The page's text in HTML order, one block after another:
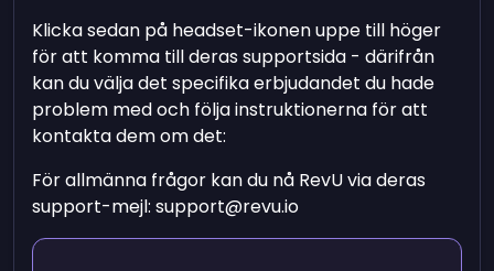
Klicka sedan på headset-ikonen uppe till höger
för att komma till deras supportsida - därifrån
kan du välja det specifika erbjudandet du hade
problem med och följa instruktionerna för att
kontakta dem om det:
För allmänna frågor kan du nå RevU via deras
support-mejl:support@revu.io